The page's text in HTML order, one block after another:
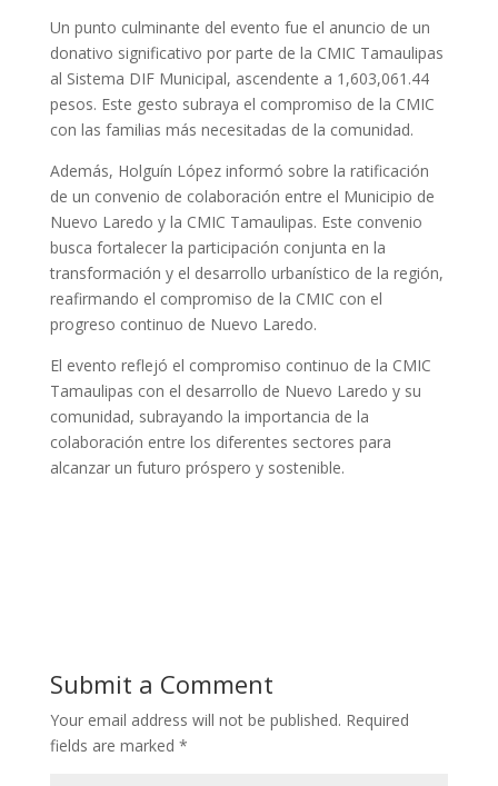
Un punto culminante del evento fue el anuncio de un
donativo significativo por parte de la CMIC Tamaulipas
al Sistema DIF Municipal, ascendente a 1,603,061.44
pesos. Este gesto subraya el compromiso de la CMIC
con las familias más necesitadas de la comunidad.
Además, Holguín López informó sobre la ratificación
de un convenio de colaboración entre el Municipio de
Nuevo Laredo y la CMIC Tamaulipas. Este convenio
busca fortalecer la participación conjunta en la
transformación y el desarrollo urbanístico de la región,
reafirmando el compromiso de la CMIC con el
progreso continuo de Nuevo Laredo.
El evento reflejó el compromiso continuo de la CMIC
Tamaulipas con el desarrollo de Nuevo Laredo y su
comunidad, subrayando la importancia de la
colaboración entre los diferentes sectores para
alcanzar un futuro próspero y sostenible.
Submit a Comment
Your email address will not be published. Required
fields are marked *